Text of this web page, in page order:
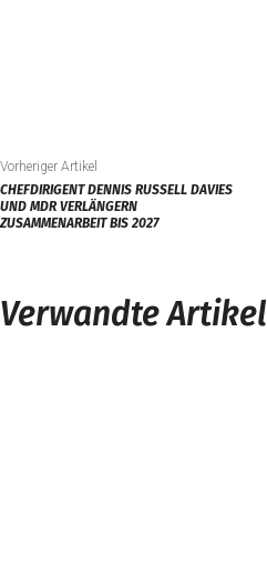
Vorheriger Artikel
CHEFDIRIGENT DENNIS RUSSELL DAVIES
UND MDR VERLÄNGERN
ZUSAMMENARBEIT BIS 2027
Verwandte Artikel